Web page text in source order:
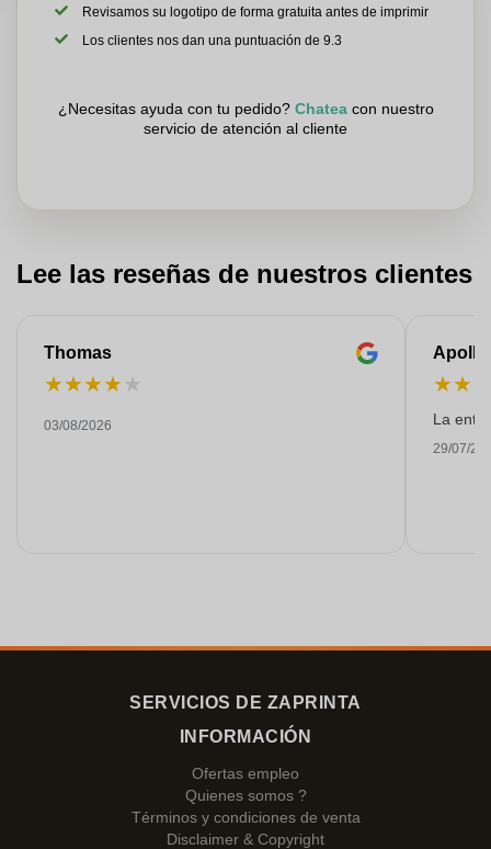
Revisamos su logotipo de forma gratuita antes de imprimir
Los clientes nos dan una puntuación de 9.3
¿Necesitas ayuda con tu pedido? Chateacon nuestro
servicio de atención al cliente
Lee las reseñas de nuestros clientes
Thomas
★★★★★
03/08/2026
★★
La
29/07/
SERVICIOS DE ZAPRINTA
INFORMACIÓN
Ofertas empleo
Quienes somos ?
Términos y condiciones de venta
Disclaimer & Copyright